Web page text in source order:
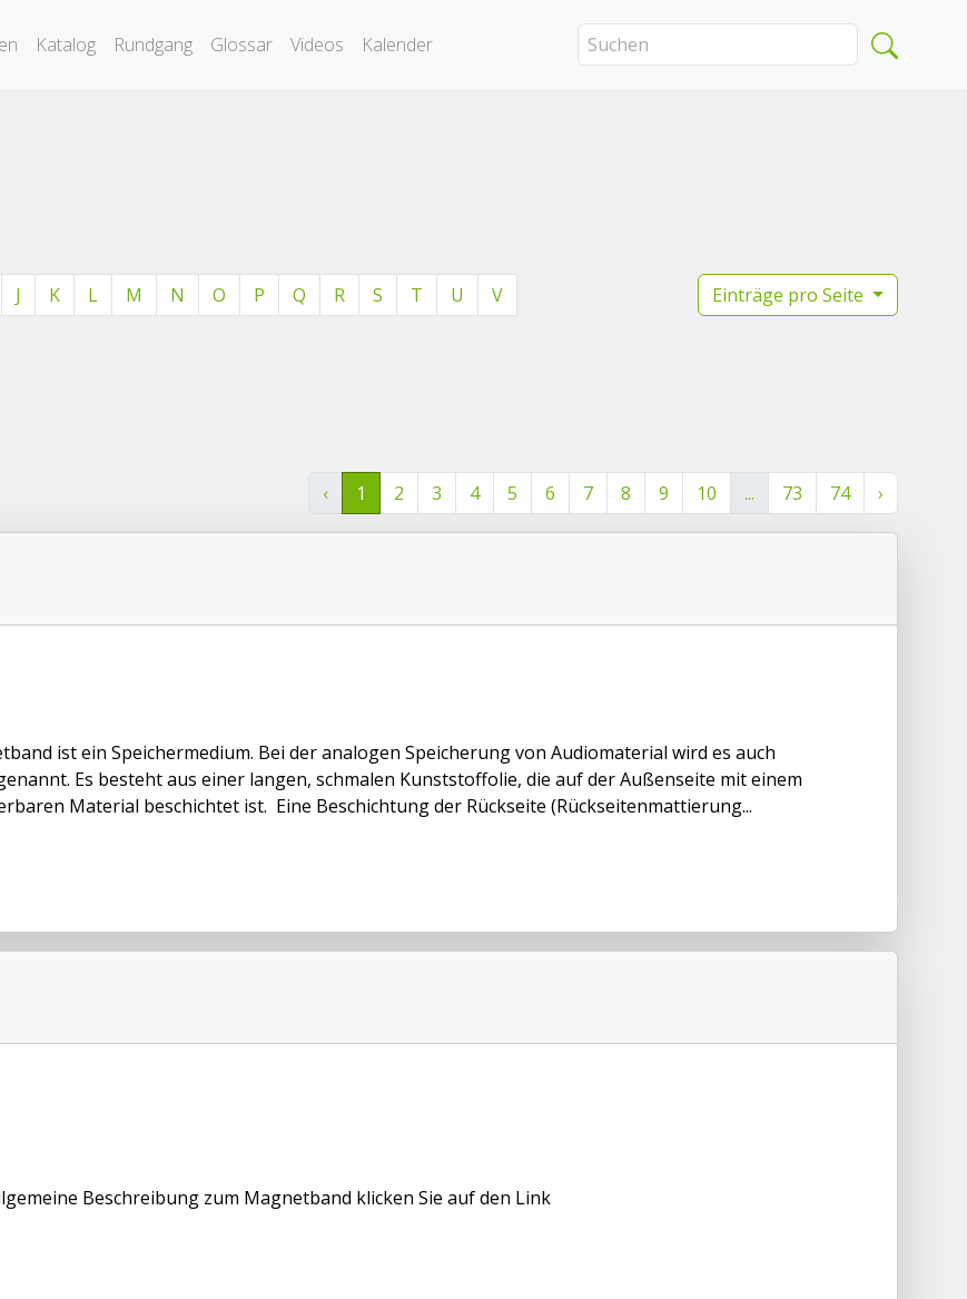
Katalog Rundgang Glossar Videos Kalender
J K L M N O P Q R S T U
V
Einträge pro Seite
‹ 1 2 3 4 5 6 7 8 9 10 ... 73 74 ›
ist ein Speichermedium. Bei der analogen Speicherung von Audiomaterial wird es auch
Es besteht aus einer langen, schmalen Kunststoffolie, die auf der Außenseite mit einem
Material beschichtet ist. Eine Beschichtung der Rückseite (Rückseitenmattierung...
Beschreibung zum Magnetband klicken Sie auf den Link